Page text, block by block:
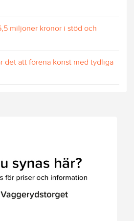
miljoner kronor i stöd och
det att förena konst med tydliga